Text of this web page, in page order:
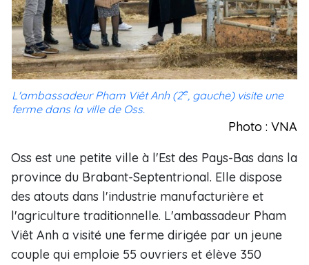
L'ambassadeur Pham Viêt Anh (2e, gauche) visite une
ferme dans la ville de Oss.
Photo : VNA
Oss est une petite ville à l'Est des Pays-Bas dans la
province du Brabant-Septentrional. Elle dispose
des atouts dans l'industrie manufacturière et
l'agriculture traditionnelle. L'ambassadeur Pham
Viêt Anh a visité une ferme dirigée par un jeune
couple qui emploie 55 ouvriers et élève 350